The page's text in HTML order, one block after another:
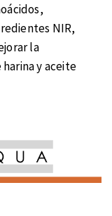
NIR,
la
y aceite